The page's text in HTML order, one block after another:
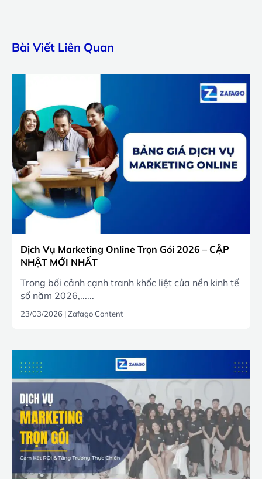
Bài Viết Liên Quan
Dịch Vụ Marketing Online Trọn Gói 2026 – CẬP
NHẬT MỚI NHẤT
Trong bối cảnh cạnh tranh khốc liệt của nền kinh tế
số năm 2026,......
23/03/2026 |Zafago Content